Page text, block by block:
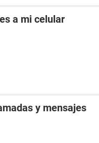
a mi celular
y mensajes